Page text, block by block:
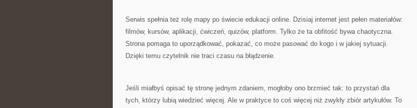
Serwis spełnia też rolę mapy po świecie edukacji online. Dzisiaj internet jest pełen materiałów:
filmów, kursów, aplikacji, ćwiczeń, quizów, platform. Tylko że ta obfitość bywa chaotyczna.
Strona pomaga to uporządkować, pokazać, co może pasować do kogo i w jakiej sytuacji.
Dzięki temu czytelnik nie traci czasu na błądzenie.
Jeśli miałbyś opisać tę stronę jednym zdaniem, mogłoby ono brzmieć tak: to przystań dla
tych, którzy lubią wiedzieć więcej. Ale w praktyce to coś więcej niż zwykły zbiór artykułów. To